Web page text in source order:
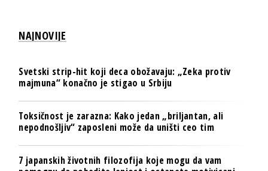
NAJNOVIJE
Svetski strip-hit koji deca obožavaju: „Zeka protiv
majmuna“ konačno je stigao u Srbiju
Toksičnost je zarazna: Kako jedan „briljantan, ali
nepodnošljiv“ zaposleni može da uništi ceo tim
7 japanskih životnih filozofija koje mogu da vam